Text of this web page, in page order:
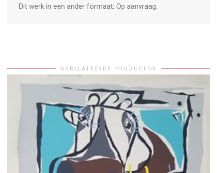
Dit werk in een ander formaat: Op aanvraag.
GERELATEERDE PRODUCTEN